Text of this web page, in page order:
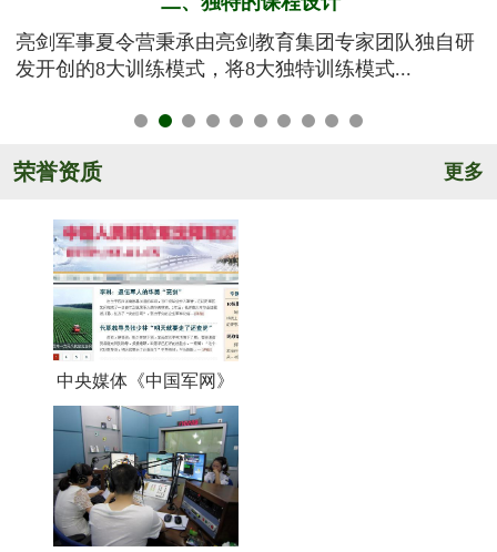
亮剑军事夏令营秉承由亮剑教育集团专家团队独自研
发开创的8大训练模式，将8大独特训练模式...
荣誉资质 更多
中央媒体《中国军网》